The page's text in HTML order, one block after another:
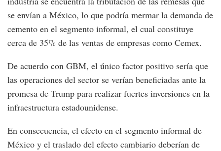
se envían a México, lo que podría mermar la demanda de
cemento en el segmento informal, el cual constituye
cerca de 35% de las ventas de empresas como Cemex.
De acuerdo con GBM, el único factor positivo sería que
las operaciones del sector se verían beneficiadas ante la
promesa de Trump para realizar fuertes inversiones en la
infraestructura estadounidense.
En consecuencia, el efecto en el segmento informal de
México y el traslado del efecto cambiario deberían de